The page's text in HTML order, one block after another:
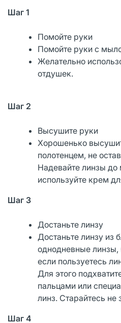
Шаг 1
Помойте руки
Помойте руки с
Желательно
отдушек.
Шаг 2
Высушите руки
Хорошенько
полотенцем, не
Надевайте линзы
используйте крем
Шаг 3
Достаньте линзу
Достаньте линзу из
однодневные
если пользуетесь
Для этого
пальцами или
линз. Старайтесь не
Шаг 4